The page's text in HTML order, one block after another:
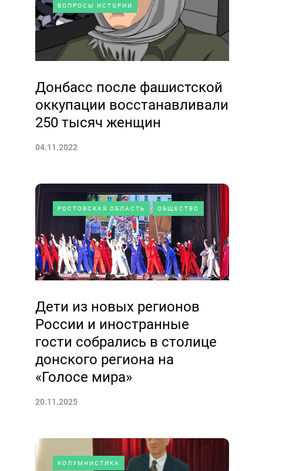
ВОПРОСЫ ИСТОРИИ
Донбасс после фашистской
оккупации восстанавливали
250 тысяч женщин
04.11.2022
РОСТОВСКАЯ ОБЛАСТЬ ОБЩЕСТВО
Дети из новых регионов
России и иностранные
гости собрались в столице
донского региона на
«Голосе мира»
20.11.2025
КОЛУМНИСТИКА